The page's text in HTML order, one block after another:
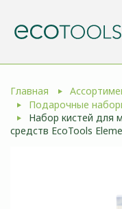
Главная
Подарочные
Набор кистей для
средств EcoTools